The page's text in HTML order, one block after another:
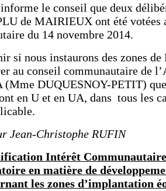
le conseil que deux
de MAIRIEUX ont été votées
du 14 novembre 2014.
si nous instaurons des zones de
au conseil communautaire de
(Mme DUQUESNOY-PETIT)
en U et en UA, dans tous les
Jean-Christophe RUFIN
Intérêt
en matière de
les zones d’implantation